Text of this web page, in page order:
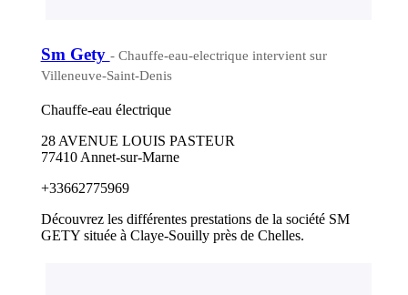
Sm Gety - Chauffe-eau-electrique intervient sur
Villeneuve-Saint-Denis
Chauffe-eau électrique
28 AVENUE LOUIS PASTEUR
77410 Annet-sur-Marne
+33662775969
Découvrez les différentes prestations de la société SM
GETY située à Claye-Souilly près de Chelles.